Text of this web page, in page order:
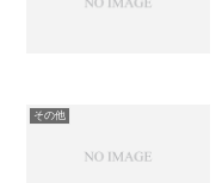
その他